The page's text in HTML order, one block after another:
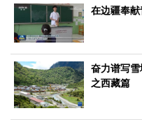
文化
中华文化 核心价值
文化观察
智海钩沉
社会
社会治理 社会保障
在边疆奉
奋力谱写
之西藏篇